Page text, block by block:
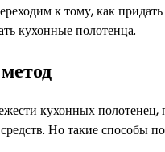
к тому, как
кухонные полотенца.
кухонных
Но такие способы